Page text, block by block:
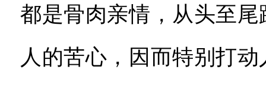
都是骨肉亲情，从头至
人的苦心，因而特别打